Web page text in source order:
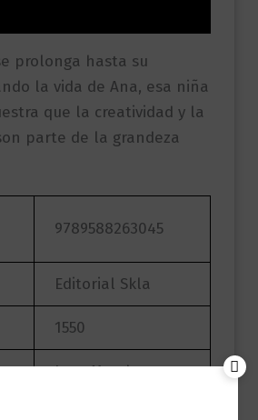
prolonga hasta su
la vida de Ana, esa niña
que la creatividad y la
parte de la grandeza
9789588263045
Editorial Skla
1550
Lucy Maud